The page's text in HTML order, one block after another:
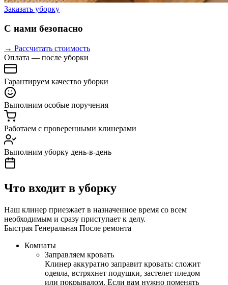
Заказать уборку
С нами безопасно
→ Рассчитать стоимость
Оплата — после уборки
Гарантируем качество уборки
Выполним особые поручения
Работаем с проверенными клинерами
Выполним уборку день-в-день
Что входит в уборку
Наш клинер приезжает в назначенное время со всем
необходимым и сразу приступает к делу.
Быстрая Генеральная После ремонта
Комнаты
Заправляем кровать
Клинер аккуратно заправит кровать: сложит
одеяла, встряхнет подушки, застелет пледом
или покрывалом. Если вам нужно поменять